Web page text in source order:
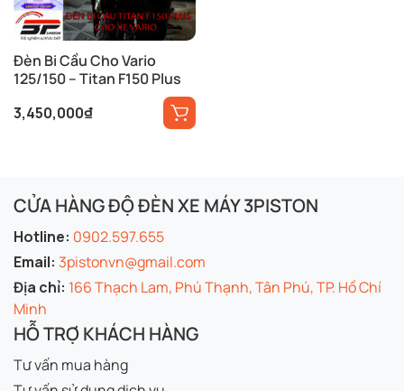
Đèn Bi Cầu Cho Vario
125/150 – Titan F150 Plus
3,450,000₫
CỬA HÀNG ĐỘ ĐÈN XE MÁY 3PISTON
Hotline: 0902.597.655
Email: 3pistonvn@gmail.com
Địa chỉ: 166 Thạch Lam, Phú Thạnh, Tân Phú, TP. Hồ Chí
Minh
HỖ TRỢ KHÁCH HÀNG
Tư vấn mua hàng